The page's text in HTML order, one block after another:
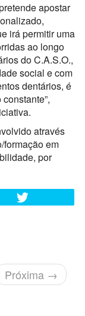
apostar
irá permitir uma
ao longo
do C.A.S.O.,
social e com
dentários, é
através
formação em
por
Próxima →